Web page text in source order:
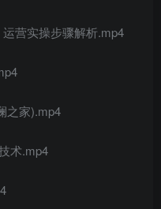
营实操步骤解析.mp4
之家).mp4
术.mp4